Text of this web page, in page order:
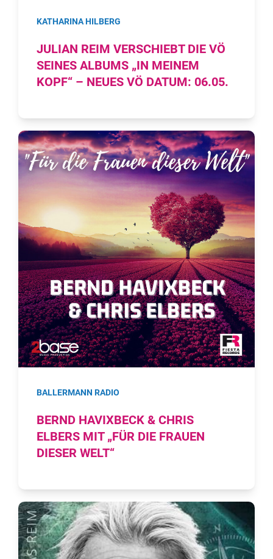
KATHARINA HILBERG
JULIAN REIM VERSCHIEBT DIE VÖ
SEINES ALBUMS „IN MEINEM
KOPF“ – NEUES VÖ DATUM: 06.05.
BALLERMANN RADIO
BERND HAVIXBECK & CHRIS
ELBERS MIT „FÜR DIE FRAUEN
DIESER WELT“